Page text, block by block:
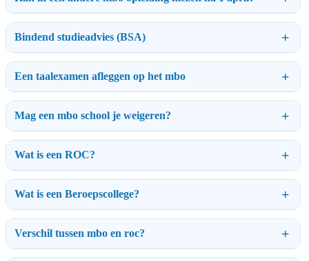
Bindend studieadvies (BSA)
Een taalexamen afleggen op het mbo
Mag een mbo school je weigeren?
Wat is een ROC?
Wat is een Beroepscollege?
Verschil tussen mbo en roc?